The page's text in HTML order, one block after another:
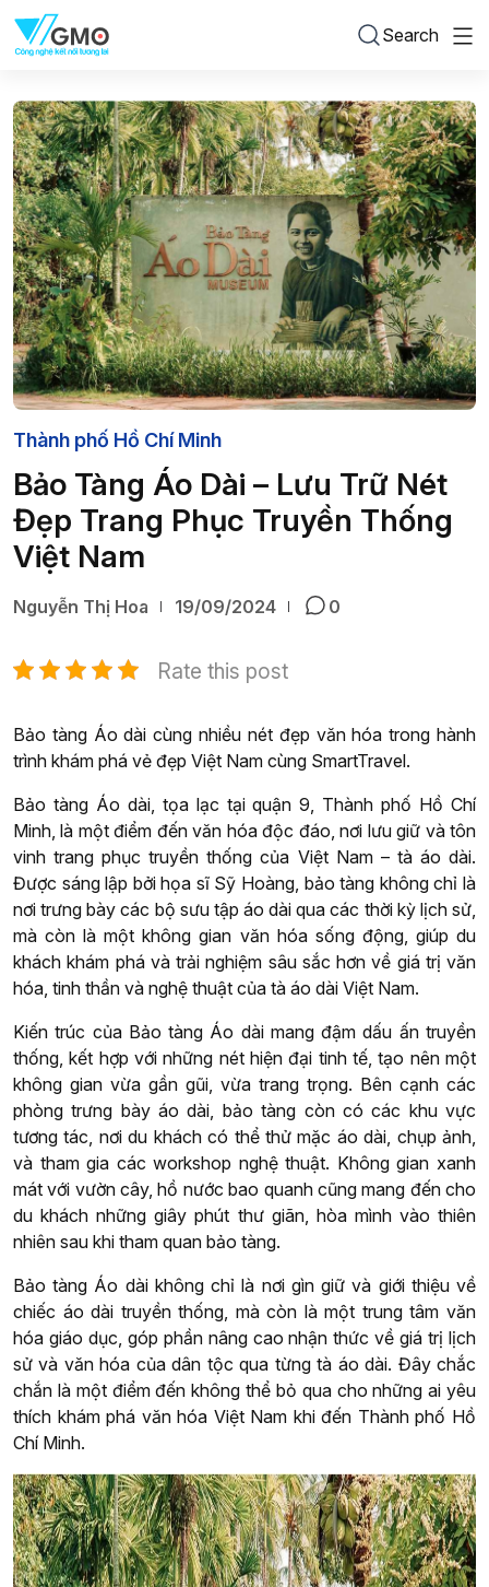
Search
Thành phố Hồ Chí Minh
Bảo Tàng Áo Dài – Lưu Trữ Nét
Đẹp Trang Phục Truyền Thống
Việt Nam
Nguyễn Thị Hoa 19/09/2024 0
Rate this post
Bảo tàng Áo dài cùng nhiều nét đẹp văn hóa trong hành
trình khám phá vẻ đẹp Việt Nam cùng SmartTravel.
Bảo tàng Áo dài, tọa lạc tại quận 9, Thành phố Hồ Chí
Minh, là một điểm đến văn hóa độc đáo, nơi lưu giữ và tôn
vinh trang phục truyền thống của Việt Nam – tà áo dài.
Được sáng lập bởi họa sĩ Sỹ Hoàng, bảo tàng không chỉ là
nơi trưng bày các bộ sưu tập áo dài qua các thời kỳ lịch sử,
mà còn là một không gian văn hóa sống động, giúp du
khách khám phá và trải nghiệm sâu sắc hơn về giá trị văn
hóa, tinh thần và nghệ thuật của tà áo dài Việt Nam.
Kiến trúc của Bảo tàng Áo dài mang đậm dấu ấn truyền
thống, kết hợp với những nét hiện đại tinh tế, tạo nên một
không gian vừa gần gũi, vừa trang trọng. Bên cạnh các
phòng trưng bày áo dài, bảo tàng còn có các khu vực
tương tác, nơi du khách có thể thử mặc áo dài, chụp ảnh,
và tham gia các workshop nghệ thuật. Không gian xanh
mát với vườn cây, hồ nước bao quanh cũng mang đến cho
du khách những giây phút thư giãn, hòa mình vào thiên
nhiên sau khi tham quan bảo tàng.
Bảo tàng Áo dài không chỉ là nơi gìn giữ và giới thiệu về
chiếc áo dài truyền thống, mà còn là một trung tâm văn
hóa giáo dục, góp phần nâng cao nhận thức về giá trị lịch
sử và văn hóa của dân tộc qua từng tà áo dài. Đây chắc
chắn là một điểm đến không thể bỏ qua cho những ai yêu
thích khám phá văn hóa Việt Nam khi đến Thành phố Hồ
Chí Minh.